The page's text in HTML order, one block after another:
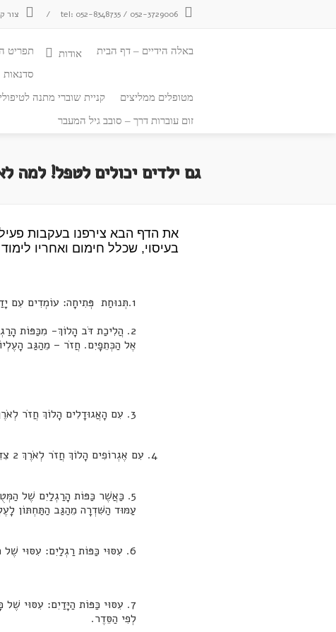
/ צור
באלה הידיים – דף הבית אודות תפריט
סדנאות
מטופלים ממליצים קניית שוברי מתנה
זום עוברות דרך – סובב גיל המעבר
גם ילדים יכולים לטפל! למה
את הדף הבא צירפנו בעקבות
בעיסוי, שכלל חימום ואחריו
1.תְּנוּחַת פְּתִיחָה: עוֹמְדִים עִם יָדַיִם צמודות אֶל מַפְתֵּחַ הַלֵּב. מְבַקְּשִׁים בְּלֵב לַעֲשׂוֹת טוֹב לְמִי שֶׁמְּטַפְּלִים בּוֹ. אֶפְשָׁר לְבַקֵּשׁ גַּם דְּבָרִים טוֹבִים
אֶל הַכְּתֵפָיִם. חֲזֹר – מֵהַגַּב
3. עִם הָאֲגוּדָלִים הָלוֹךְ חֲזֹר לְאֹרֶךְ 2 צִדִּי עַמּוּד הַשִּׁדְרָה – מֵהַגַּב הַתַּחְתּוֹן אֶל הַגַּב הָעֶלְיוֹן וַחֲזֹר בְּאִטִּיּוּת.
4. עִם אֶגְרוֹפִים הָלוֹךְ חֲזֹר לְאֹרֶךְ 2 צִדִּי עַמּוּד הַשִּׁדְרָה – מֵהַגַּב הַתַּחְתּוֹן אֶל הַגַּב הָעליוֹן וַחֲזֹר בְּאִטִּיּוּת.
5. כַּאֲשֶׁר כַּפּוֹת הָרַגְלַיִם שֶׁל
עַמּוּד הַשִּׁדְרָה מֵהַגַּב הַתַּחְתּוֹן
6. עִסּוּי כַּפּוֹת רַגְלַיִם: עִסּוּי שֶׁל כָּל כַּף רֶגֶל, אֵיךְ שֶׁרוֹצִים. מְשִׁיכָה הַחוֹצֶה שֶׁל כָּל אֶצְבַּע, לְפִי הַסֵּדֶר.
7. עִסּוּי כַּפּוֹת הַיָּדַיִם: עִסּוּי שֶׁל כָּל כַּף הַיָּד אֵיךְ שֶׁרוֹצִים (אֶפְשָׁר עִם הָאֲגוּדָלִים, עִם שֹׁרֶשׁ כַּף הַיָּד, עִם הָאֶגְרוֹפִי
לְפִי הַסֵּדֶר.